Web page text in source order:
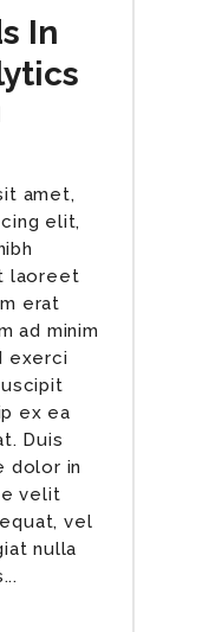
In
amet,
elit,
laoreet
erat
ad minim
exerci
ex ea
Duis
dolor in
velit
vel
nulla